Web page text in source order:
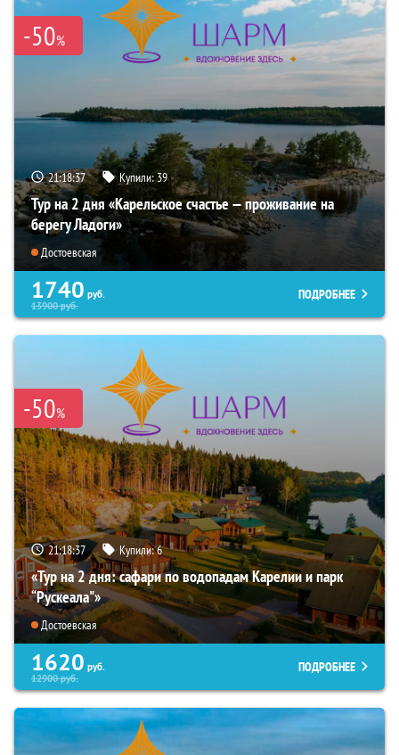
-50%
21:18:36 Купили:39
Тур на 2 дня «Карельское счастье — проживание на
берегу Ладоги»
Достоевская
1740 руб.
13900руб.
ПОДРОБНЕЕ
-50%
21:18:36 Купили:6
«Тур на 2 дня: сафари по водопадам Карелии и парк
“Рускеала"»
Достоевская
1620 руб.
12900руб.
ПОДРОБНЕЕ